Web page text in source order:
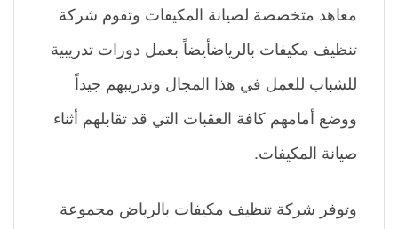
معاهد متخصصة لصيانة المكيفات وتقوم شركة
تنظيف مكيفات بالرياضأيضاً بعمل دورات تدريبية
للشباب للعمل في هذا المجال وتدريبهم جيداً
ووضع أمامهم كافة العقبات التي قد تقابلهم أثناء
صيانة المكيفات.
وتوفر شركة تنظيف مكيفات بالرياض مجموعة